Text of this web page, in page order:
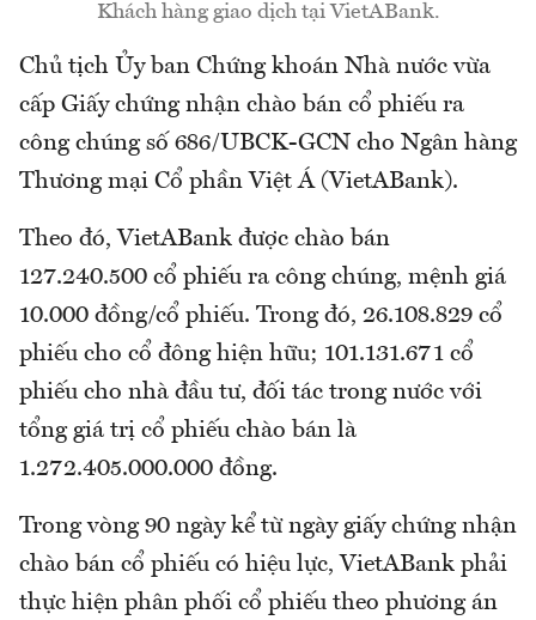
Khách hàng giao dịch tại VietABank.
Chủ tịch Ủy ban Chứng khoán Nhà nước vừa
cấp Giấy chứng nhận chào bán cổ phiếu ra
công chúng số 686/UBCK-GCN cho Ngân hàng
Thương mại Cổ phần Việt Á (VietABank).
Theo đó, VietABank được chào bán
127.240.500 cổ phiếu ra công chúng, mệnh giá
10.000 đồng/cổ phiếu. Trong đó, 26.108.829 cổ
phiếu cho cổ đông hiện hữu; 101.131.671 cổ
phiếu cho nhà đầu tư, đối tác trong nước với
tổng giá trị cổ phiếu chào bán là
1.272.405.000.000 đồng.
Trong vòng 90 ngày kể từ ngày giấy chứng nhận
chào bán cổ phiếu có hiệu lực, VietABank phải
thực hiện phân phối cổ phiếu theo phương án